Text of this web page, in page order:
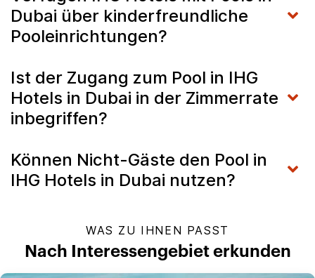
Dubai über kinderfreundliche
Pooleinrichtungen?
Ist der Zugang zum Pool in IHG
Hotels in Dubai in der Zimmerrate
inbegriffen?
Können Nicht-Gäste den Pool in
IHG Hotels in Dubai nutzen?
WAS ZU IHNEN PASST
Nach Interessengebiet erkunden